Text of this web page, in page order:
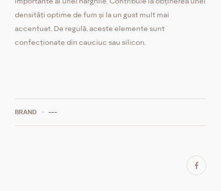
densități optime de fum și la un gust mult mai
accentuat. De regulă, aceste elemente sunt
confecționate din cauciuc sau silicon.
BRAND ---